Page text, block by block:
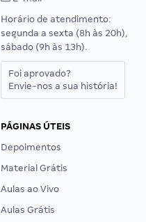
Horário de atendimento:
segunda a sexta (8h às 20h),
sábado (9h às 13h).
Foi aprovado?
Envie-nos a sua história!
PÁGINAS ÚTEIS
Depoimentos
Material Grátis
Aulas ao Vivo
Aulas Grátis